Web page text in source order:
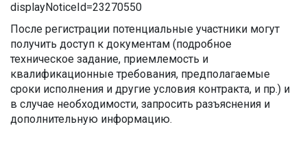
displayNoticeId=23270550
После регистрации потенциальные участники могут
получить доступ к документам (подробное
техническое задание, приемлемость и
квалификационные требования, предполагаемые
сроки исполнения и другие условия контракта, и пр.) и
в случае необходимости, запросить разъяснения и
дополнительную информацию.